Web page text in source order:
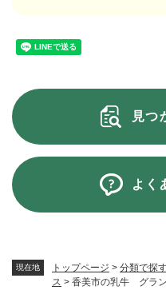
現在地 トップページ > 分類で探
ス > 香美市の乳牛 グラン
見つ
よく